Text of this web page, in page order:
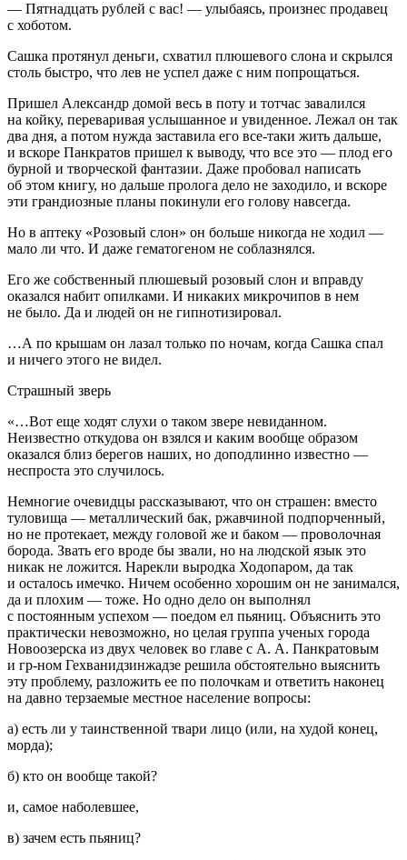
— Пятнадцать рублей с вас! — улыбаясь, произнес продавец
с хоботом.
Сашка протянул деньги, схватил плюшевого слона и скрылся
столь быстро, что лев не успел даже с ним попрощаться.
Пришел Александр домой весь в поту и тотчас завалился
на койку, переваривая услышанное и увиденное. Лежал он так
два дня, а потом нужда заставила его все-таки жить дальше,
и вскоре Панкратов пришел к выводу, что все это — плод его
бурной и творческой фантазии. Даже пробовал написать
об этом книгу, но дальше пролога дело не заходило, и вскоре
эти грандиозные планы покинули его голову навсегда.
Но в аптеку «Розовый слон» он больше никогда не ходил —
мало ли что. И даже гематогеном не соблазнялся.
Его же собственный плюшевый розовый слон и вправду
оказался набит опилками. И никаких микрочипов в нем
не было. Да и людей он не гипнотизировал.
…А по крышам он лазал только по ночам, когда Сашка спал
и ничего этого не видел.
Страшный зверь
«…Вот еще ходят слухи о таком звере невиданном.
Неизвестно откудова он взялся и каким вообще образом
оказался близ берегов наших, но доподлинно известно —
неспроста это случилось.
Немногие очевидцы рассказывают, что он страшен: вместо
туловища — металлический бак, ржавчиной подпорченный,
но не протекает, между головой же и баком — проволочная
борода. Звать его вроде бы звали, но на людской язык это
никак не ложится. Нарекли выродка Ходопаром, да так
и осталось имечко. Ничем особенно хорошим он не занимался,
да и плохим — тоже. Но одно дело он выполнял
с постоянным успехом — поедом ел пьяниц. Объяснить это
практически невозможно, но целая группа ученых города
Новоозерска из двух человек во главе с А. А. Панкратовым
и гр-ном Гехванидзинжадзе решила обстоятельно выяснить
эту проблему, разложить ее по полочкам и ответить наконец
на давно терзаемые местное население вопросы:
а) есть ли у таинственной твари лицо (или, на худой конец,
морда);
б) кто он вообще такой?
и, самое наболевшее,
в) зачем есть пьяниц?